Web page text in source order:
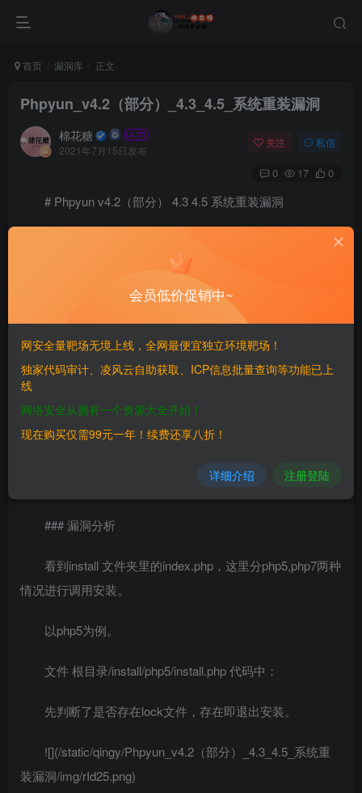
首页 漏洞库 正文
Phpyun_v4.2（部分）_4.3_4.5_系统重装漏洞
棉花糖
2021年7月15日发布
关注 私信
0 17 0
# Phpyun v4.2（部分） 4.3 4.5 系统重装漏洞
经测试该漏洞影响从4.3到 4.5
所有版本，4.2部分版本受影响，4.2最终版本不受影响。具
体情况请自行测试。
### 漏洞分析
看到install 文件夹里的index.php，这里分php5,php7两种
情况进行调用安装。
以php5为例。
文件 根目录/install/php5/install.php 代码中：
先判断了是否存在lock文件，存在即退出安装。
![](/static/qingy/Phpyun_v4.2（部分）_4.3_4.5_系统重
装漏洞/img/rId25.png)
会员低价促销中~
网安全量靶场无境上线，全网最便宜独立环境靶场！
独家代码审计、凌风云自助获取、ICP信息批量查询等功能已上
线
网络安全从拥有一个资源大全开始！
现在购买仅需99元一年！续费还享八折！
详细介绍 注册登陆